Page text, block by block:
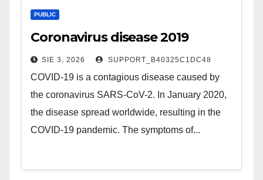
PUBLIC
Coronavirus disease 2019
SIE 3, 2026 SUPPORT_B40325C1DC48
COVID-19 is a contagious disease caused by
the coronavirus SARS-CoV-2. In January 2020,
the disease spread worldwide, resulting in the
COVID-19 pandemic. The symptoms of...